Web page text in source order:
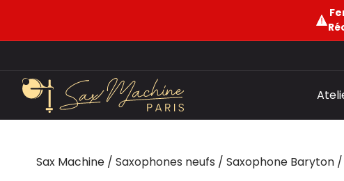
Sax Machine / Saxophones neufs / Saxophone Baryton /